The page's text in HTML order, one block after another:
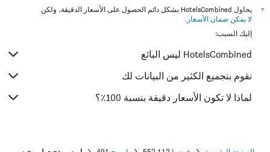
*
يحاول HotelsCombined بشكل دائم الحصول على الأسعار الدقيقة، ولكن
لا يمكن ضمان الأسعار .
إليك السبب:
HotelsCombined ليس البائع
نقوم بتجميع الكثير من البيانات لك
لماذا لا تكون الأسعار دقيقة بنسبة 100٪؟